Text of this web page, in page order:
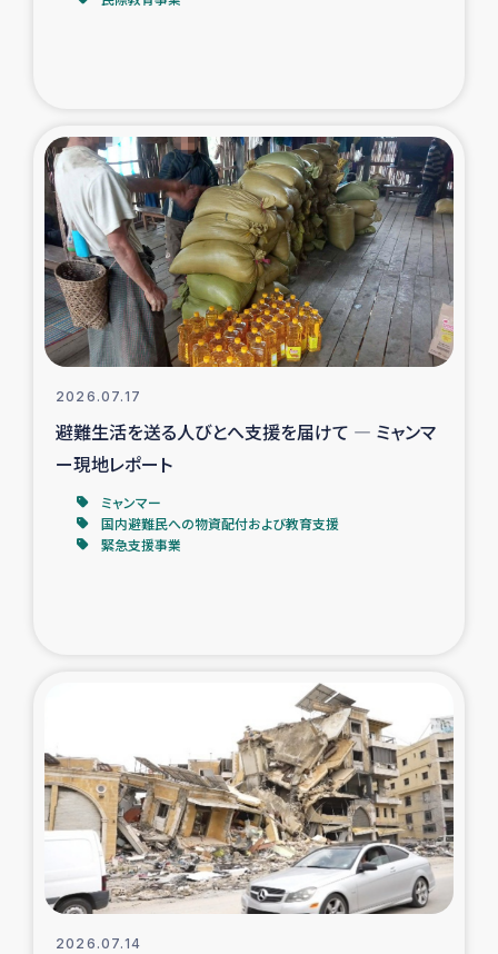
コーヒー生産者支援
アイナロ県マウベシ郡でのコーヒー畑改善事業
ベイルート大規模爆発被災者支援
女性の生計向上支援
アグロフォレストリー（カカオ）事業
2026.07.17
避難生活を送る人びとへ支援を届けて ― ミャンマ
ー現地レポート
ミャンマー
国内避難民への物資配付および教育支援
緊急支援事業
2026.07.14